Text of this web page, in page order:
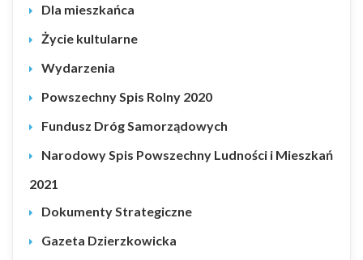
Dla mieszkańca
Życie kultularne
Wydarzenia
Powszechny Spis Rolny 2020
Fundusz Dróg Samorządowych
Narodowy Spis Powszechny Ludności i Mieszkań
2021
Dokumenty Strategiczne
Gazeta Dzierzkowicka